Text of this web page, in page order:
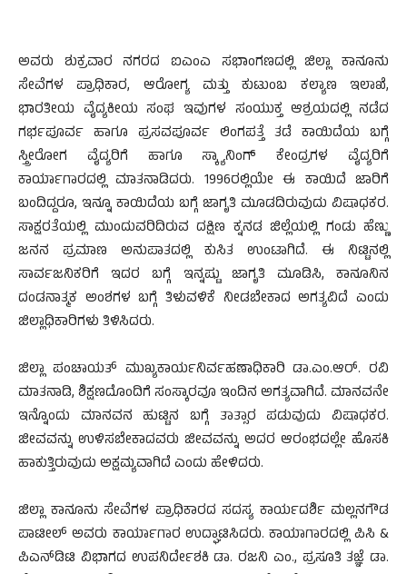
ಅವರು ಶುಕ್ರವಾರ ನಗರದ ಐಎಂಎ ಸಭಾಂಗಣದಲ್ಲಿ ಜಿಲ್ಲಾ ಕಾನೂನು
ಸೇವೆಗಳ ಪ್ರಾಧಿಕಾರ, ಆರೋಗ್ಯ ಮತ್ತು ಕುಟುಂಬ ಕಲ್ಯಾಣ ಇಲಾಖೆ,
ಭಾರತೀಯ ವೈದ್ಯಕೀಯ ಸಂಘ ಇವುಗಳ ಸಂಯುಕ್ತ ಆಶ್ರಯದಲ್ಲಿ ನಡೆದ
ಗರ್ಭಪೂರ್ವ ಹಾಗೂ ಪ್ರಸವಪೂರ್ವ ಲಿಂಗಪತ್ತೆ ತಡೆ ಕಾಯಿದೆಯ ಬಗ್ಗೆ
ಸ್ತ್ರೀರೋಗ ವೈದ್ಯರಿಗೆ ಹಾಗೂ ಸ್ಕ್ಯಾನಿಂಗ್ ಕೇಂದ್ರಗಳ ವೈದ್ಯರಿಗೆ
ಕಾರ್ಯಾಗಾರದಲ್ಲಿ ಮಾತನಾಡಿದರು. 1996ರಲ್ಲಿಯೇ ಈ ಕಾಯಿದೆ ಜಾರಿಗೆ
ಬಂದಿದ್ದರೂ, ಇನ್ನೂ ಕಾಯಿದೆಯ ಬಗ್ಗೆ ಜಾಗೃತಿ ಮೂಡದಿರುವುದು ವಿಷಾಧಕರ.
ಸಾಕ್ಷರತೆಯಲ್ಲಿ ಮುಂದುವರಿದಿರುವ ದಕ್ಷಿಣ ಕ್ನನಡ ಜಿಲ್ಲೆಯಲ್ಲಿ ಗಂಡು ಹೆಣ್ಣು
ಜನನ ಪ್ರಮಾಣ ಅನುಪಾತದಲ್ಲಿ ಕುಸಿತ ಉಂಟಾಗಿದೆ. ಈ ನಿಟ್ಟಿನಲ್ಲಿ
ಸಾರ್ವಜನಿಕರಿಗೆ ಇದರ ಬಗ್ಗೆ ಇನ್ನಷ್ಟು ಜಾಗೃತಿ ಮೂಡಿಸಿ, ಕಾನೂನಿನ
ದಂಡನಾತ್ಮಕ ಅಂಶಗಳ ಬಗ್ಗೆ ತಿಳುವಳಿಕೆ ನೀಡಬೇಕಾದ ಅಗತ್ಯವಿದೆ ಎಂದು
ಜಿಲ್ಲಾಧಿಕಾರಿಗಳು ತಿಳಿಸಿದರು.
ಜಿಲ್ಲಾ ಪಂಚಾಯತ್ ಮುಖ್ಯಕಾರ್ಯನಿರ್ವಹಣಾಧಿಕಾರಿ ಡಾ.ಎಂ.ಆರ್. ರವಿ
ಮಾತನಾಡಿ, ಶಿಕ್ಷಣದೊಂದಿಗೆ ಸಂಸ್ಕಾರವೂ ಇಂದಿನ ಅಗತ್ಯವಾಗಿದೆ. ಮಾನವನೇ
ಇನ್ನೊಂದು ಮಾನವನ ಹುಟ್ಟಿನ ಬಗ್ಗೆ ತಾತ್ಸಾರ ಪಡುವುದು ವಿಷಾಧಕರ.
ಜೀವವನ್ನು ಉಳಿಸಬೇಕಾದವರು ಜೀವವನ್ನು ಅದರ ಆರಂಭದಲ್ಲೇ ಹೊಸಕಿ
ಹಾಕುತ್ತಿರುವುದು ಅಕ್ಷಮ್ಯವಾಗಿದೆ ಎಂದು ಹೇಳಿದರು.
ಜಿಲ್ಲಾ ಕಾನೂನು ಸೇವೆಗಳ ಪ್ರಾಧಿಕಾರದ ಸದಸ್ಯ ಕಾರ್ಯದರ್ಶಿ ಮಲ್ಲನಗೌಡ
ಪಾಟೀಲ್ ಅವರು ಕಾರ್ಯಾಗಾರ ಉದ್ಘಾಟಿಸಿದರು. ಕಾಯಾಗಾರದಲ್ಲಿ ಪಿಸಿ &
ಪಿಎನ್‍ಡಿಟಿ ವಿಭಾಗದ ಉಪನಿರ್ದೇಶಕಿ ಡಾ. ರಜನಿ ಎಂ., ಪ್ರಸೂತಿ ತಜ್ಞೆ ಡಾ.